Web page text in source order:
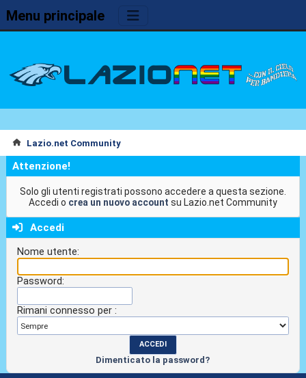
Menu principale
Lazio.net Community
Attenzione!
Solo gli utenti registrati possono accedere a questa sezione.
Accedi o crea un nuovo account su Lazio.net Community
Accedi
Nome utente:
Password:
Rimani connesso per :
Dimenticato la password?